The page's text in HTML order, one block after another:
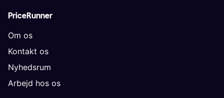
PriceRunner
Om os
Kontakt os
Nyhedsrum
Arbejd hos os